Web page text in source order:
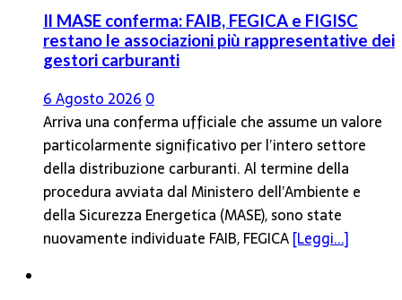
Il MASE conferma: FAIB, FEGICA e FIGISC
restano le associazioni più rappresentative dei
gestori carburanti
6 Agosto 2026 0
Arriva una conferma ufficiale che assume un valore
particolarmente significativo per l’intero settore
della distribuzione carburanti. Al termine della
procedura avviata dal Ministero dell’Ambiente e
della Sicurezza Energetica (MASE), sono state
nuovamente individuate FAIB, FEGICA[Leggi...]